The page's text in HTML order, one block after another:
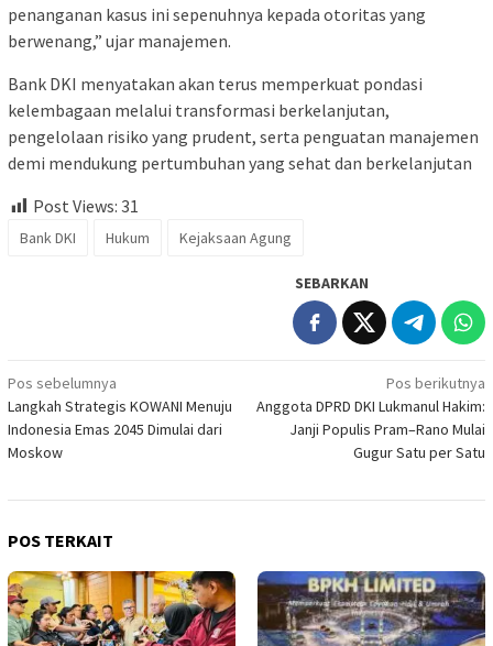
penanganan kasus ini sepenuhnya kepada otoritas yang
berwenang,” ujar manajemen.
Bank DKI menyatakan akan terus memperkuat pondasi
kelembagaan melalui transformasi berkelanjutan,
pengelolaan risiko yang prudent, serta penguatan manajemen
demi mendukung pertumbuhan yang sehat dan berkelanjutan
Post Views: 31
Bank DKI Hukum Kejaksaan Agung
SEBARKAN
Navigasi
pos
Pos sebelumnya
Langkah Strategis KOWANI Menuju
Indonesia Emas 2045 Dimulai dari
Moskow
Pos berikutnya
Anggota DPRD DKI Lukmanul Hakim:
Janji Populis Pram–Rano Mulai
Gugur Satu per Satu
POS TERKAIT